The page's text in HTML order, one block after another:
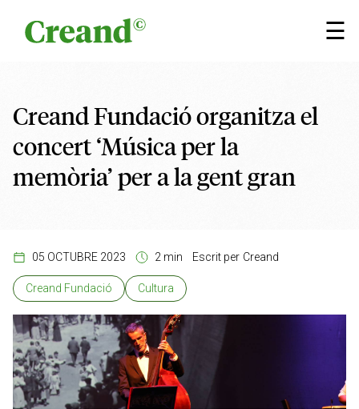
☰
×
Creand Fundació organitza el
concert ‘Música per la
memòria’ per a la gent gran
05 OCTUBRE 2023 2 min Escrit per Creand
Creand Fundació Cultura